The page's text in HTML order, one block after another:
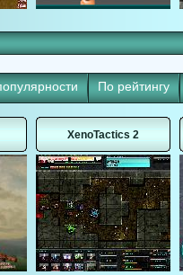
По рейтингу
XenoTactics 2